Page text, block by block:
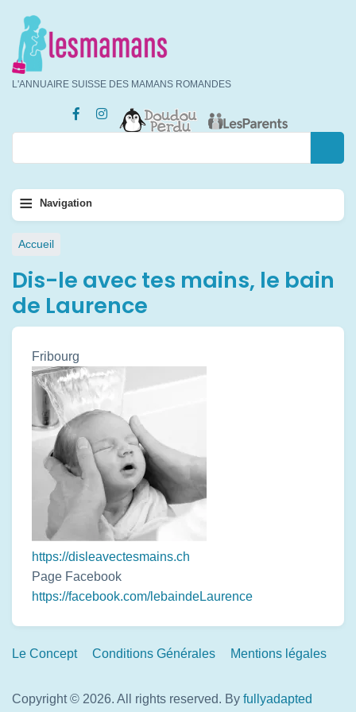
contenu
principal
L'ANNUAIRE SUISSE DES MAMANS ROMANDES
Rechercher
Navigation
principale
≡ Navigation
Fil
d'Ariane
Accueil
Dis-le avec tes mains, le bain
de Laurence
Fribourg
https://disleavectesmains.ch
Page Facebook
https://facebook.com/lebaindeLaurence
Footer
Le Concept Conditions Générales Mentions légales
Copyright © 2026. All rights reserved. By fullyadapted